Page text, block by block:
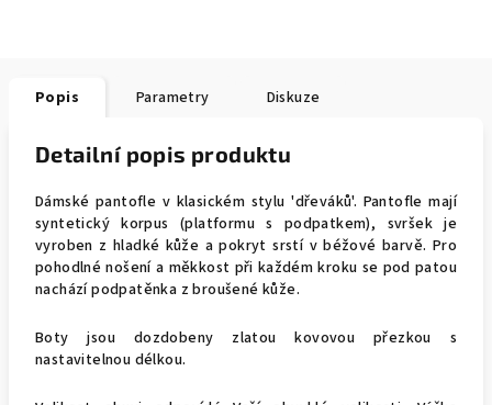
Popis Parametry Diskuze
Detailní popis produktu
Dámské pantofle v klasickém stylu 'dřeváků'. Pantofle mají
syntetický korpus (platformu s podpatkem), svršek je
vyroben z hladké kůže a pokryt srstí v béžové barvě. Pro
pohodlné nošení a měkkost při každém kroku se pod patou
nachází podpatěnka z broušené kůže.
Boty jsou dozdobeny zlatou kovovou přezkou s
nastavitelnou délkou.